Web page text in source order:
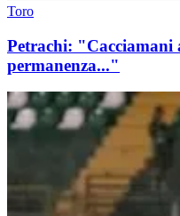
Toro
Petrachi: "Cacciamani
permanenza..."